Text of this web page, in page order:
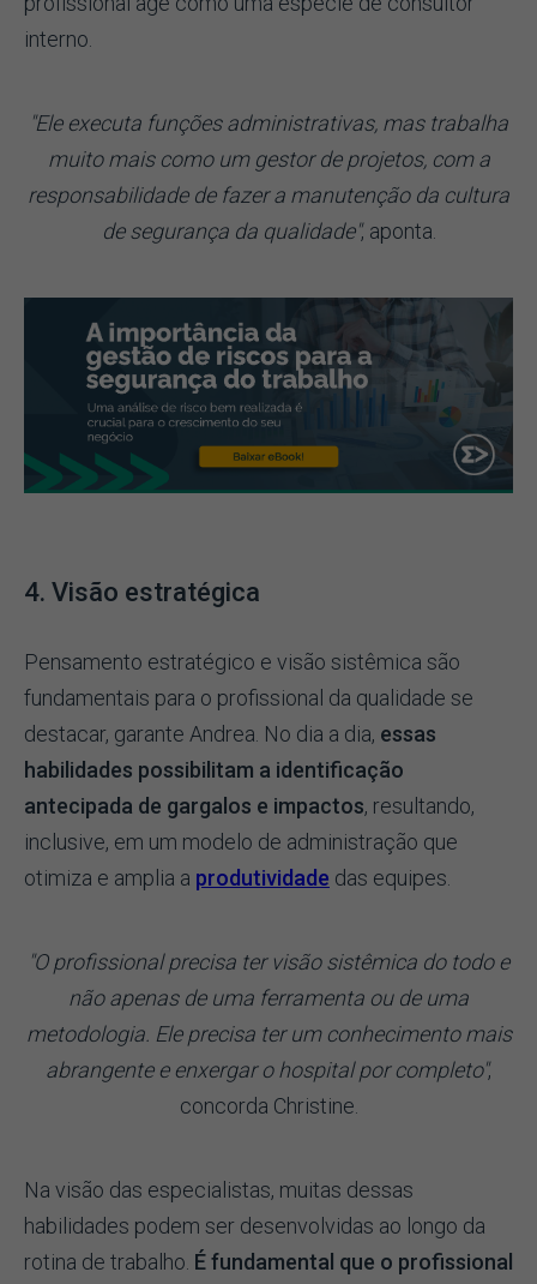
interno.
"Ele executa funções administrativas, mas trabalha
muito mais como um gestor de projetos, com a
responsabilidade de fazer a manutenção da cultura
de segurança da qualidade", aponta.
4. Visão estratégica
Pensamento estratégico e visão sistêmica são
fundamentais para o profissional da qualidade se
destacar, garante Andrea. No dia a dia, essas
habilidades possibilitam a identificação
antecipada de gargalos e impactos, resultando,
inclusive, em um modelo de administração que
otimiza e amplia a produtividade das equipes.
"O profissional precisa ter visão sistêmica do todo e
não apenas de uma ferramenta ou de uma
metodologia. Ele precisa ter um conhecimento mais
abrangente e enxergar o hospital por completo",
concorda Christine.
Na visão das especialistas, muitas dessas
habilidades podem ser desenvolvidas ao longo da
rotina de trabalho. É fundamental que o profissional